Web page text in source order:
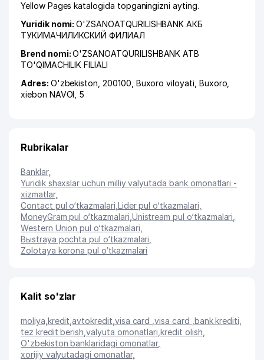
Yellow Pages katalogida topganingizni ayting.
Yuridik nomi:O'ZSANOATQURILISHBANK АКБ
ТУКИМАЧИЛИКСКИЙ ФИЛИАЛ
Brend nomi:O'ZSANOATQURILISHBANK ATB
TO'QIMACHILIK FILIALI
Adres: O'zbekiston, 200100, Buxoro viloyati Buxoro
xiеbon NAVOI , 5
Rubrikalar
Banklar,
Yuridik shaxslar uchun milliy valyutada bank omonatlari -
xizmatlar,
Contact pul o‘tkazmalari Lider pul o‘tkazmalari
MoneyGram pul o‘tkazmalari Unistream pul o‘tkazmalari
Western Union pul o‘tkazmalari
Bыstraya pochta pul o‘tkazmalari
Zolotaya korona pul o‘tkazmalari
Kalit so'zlar
moliya kredit ,avtokredit visa card ,visa card bank krediti
tez kredit berish ,valyuta omonatlari ,kredit olish
O'zbekiston banklaridagi omonatlar,
xorijiy valyutadagi omonatlar,